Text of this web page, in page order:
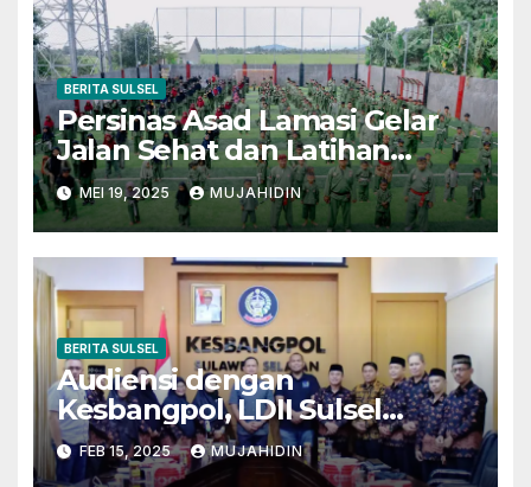
BERITA SULSEL
Persinas Asad Lamasi Gelar
Jalan Sehat dan Latihan
Bersama, Tingkatkan
Solidarita
MEI 19, 2025 MUJAHIDIN
BERITA SULSEL
Audiensi dengan
Kesbangpol, LDII Sulsel
Tegaskan Siap Sukseskan
Program Pemerintah
FEB 15, 2025 MUJAHIDIN